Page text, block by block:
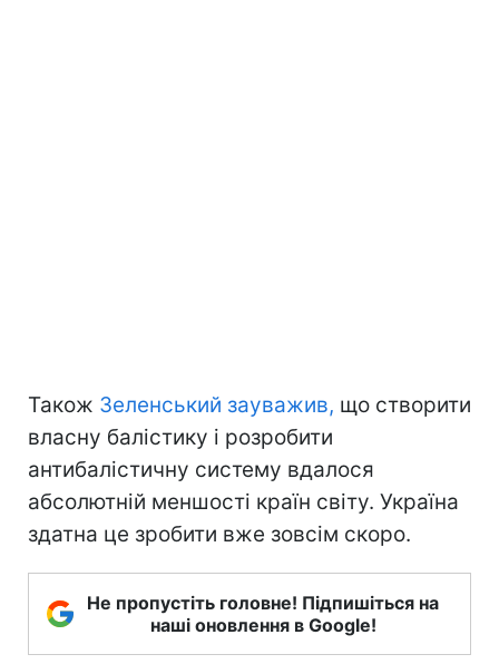
Також Зеленський зауважив, що створити
власну балістику і розробити
антибалістичну систему вдалося
абсолютній меншості країн світу. Україна
здатна це зробити вже зовсім скоро.
Не пропустіть головне! Підпишіться на
наші оновлення в Google!